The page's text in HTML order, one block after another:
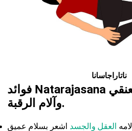
ناتاراجاسانا
فوائد Natarajasana لداء الفقار العنقي
وآلام الرقبة.
لامه العقل والجسد